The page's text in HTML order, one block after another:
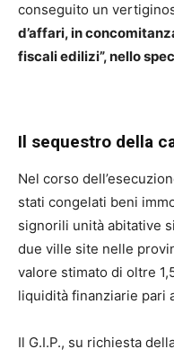
conseguito un
d’affari, in
fiscali edilizi”, nello
Il sequestro della
Nel corso
stati congelati beni
signorili unità abitative
due ville site nelle
valore stimato di oltre
liquidità finanziarie pari
Il G.I.P., su richiesta